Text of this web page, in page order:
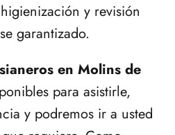
y revisión
garantizado.
en Molins de
para asistirle,
y podremos ir a usted